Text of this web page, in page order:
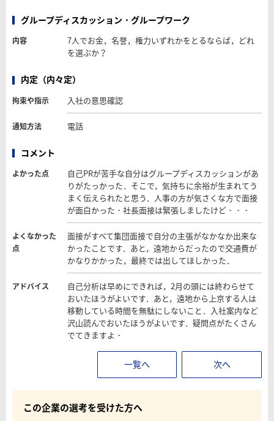
グループディスカッション・グループワーク
内容
7人でお金，名誉，権力いずれかをとるならば，どれ
を選ぶか？
内定（内々定）
拘束や指示 入社の意思確認
通知方法 電話
コメント
よかった点
自己PRが苦手な自分はグループディスカッションがあ
りがたっかった．そこで，気持ちに余裕が生まれてう
まく伝えられたと思う．人事の方が気さくな方で面接
が面白かった・社長面接は緊張しましたけど・・・
よくなかった
点
面接がすべて集団面接で自分の主張がなかなか出来な
かったことです．あと，遠地からだったので交通費が
かなりかかった，最終では出してほしかった．
アドバイス
自己分析は早めにできれば，2月の頭には終わらせて
おいたほうがよいです．あと，遠地から上京する人は
移動している時間を無駄にしないこと．入社案内など
沢山読んでおいたほうがよいです．疑問点がたくさん
でてきますよ・
一覧へ 次へ
この企業の選考を受けた方へ